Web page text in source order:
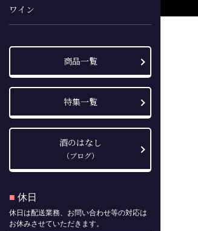
ワイン
商品一覧
特集一覧
酒のはなし
（ブログ）
■ 休日
休日は配送業務、お問い合わせ等の対応は
お休みさせていただきます。